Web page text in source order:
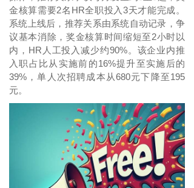
金核算需要2名HR全职投入3天才能完成。
系统上线后，推荐关系由系统自动记录，争
议基本消除，奖金核算时间缩短至2小时以
内，HR人工投入减少约90%。该企业内推
入职占比从实施前的16%提升至实施后的
39%，单人次招聘成本从680元下降至195
元。